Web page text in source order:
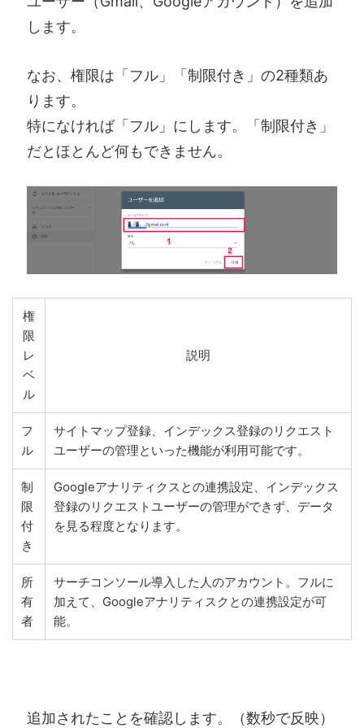
します。
なお、権限は「フル」「制限付き」の2種類あ
ります。
特になければ「フル」にします。「制限付き」
だとほとんど何もできません。
権
限
レ
ベ
ル
説明
フ
ル
サイトマップ登録、インデックス登録のリクエスト
ユーザーの管理といった機能が利用可能です。
制
限
付
き
Googleアナリティクスとの連携設定、インデックス
登録のリクエストユーザーの管理ができず、データ
を見る程度となります。
所
有
者
サーチコンソール導入した人のアカウント。フルに
加えて、Googleアナリティスクとの連携設定が可
能。
追加されたことを確認します。（数秒で反映）